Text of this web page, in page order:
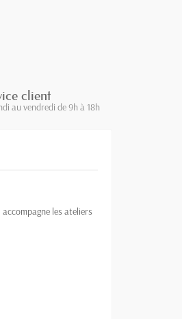
client
au vendredi de 9h à 18h
les ateliers